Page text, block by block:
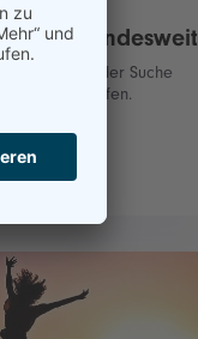
bundesweit
die bei der Suche
helfen.